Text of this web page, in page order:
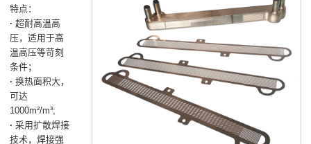
特点：
·超耐高温高
压，适用于高
温高压等苛刻
条件；
·换热面积大，
可达
1000m²/m³;
·采用扩散焊接
技术，焊接强